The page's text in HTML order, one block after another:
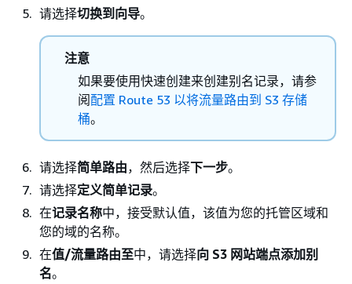
请选择切换到向导。
注意
如果要使用快速创建来创建别名记录，请参
阅配置 Route 53 以将流量路由到 S3 存储
桶。
请选择简单路由，然后选择下一步。
请选择定义简单记录。
在记录名称中，接受默认值，该值为您的托管区域和
您的域的名称。
在值/流量路由至中，请选择向 S3 网站端点添加别
名。